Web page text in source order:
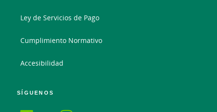
Ley de Servicios de Pago
Cumplimiento Normativo
Accesibilidad
SÍGUENOS